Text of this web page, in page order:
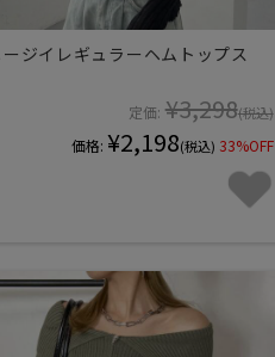
ージイレギュラーヘムトップス
定価: ¥3,298(税込)
価格: ¥2,198(税込) 33%OFF